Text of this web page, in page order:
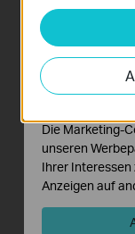
Analyse- und
Analyse-
auf unserer
Funktionsweise
Die Marketing-
unseren
Ihrer
Anzeigen auf